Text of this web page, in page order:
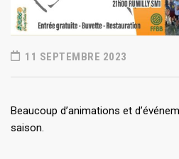
11 SEPTEMBRE 2023
Beaucoup d’animations et
saison.